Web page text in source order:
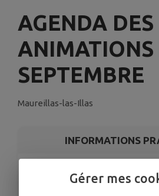
AGENDA DES
ANIMATIONS
SEPTEMBRE
Maureillas-las-Illas
INFORMATIONS
66480 Maureillas-las-Illas
Gérer mes